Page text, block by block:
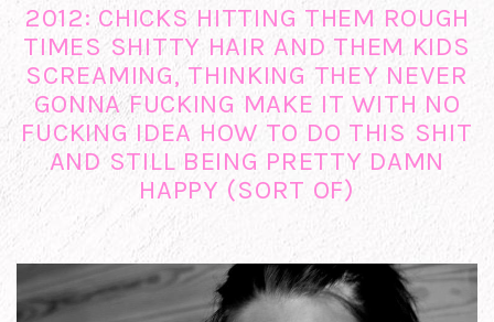
2012: CHICKS HITTING THEM ROUGH
TIMES SHITTY HAIR AND THEM KIDS
SCREAMING, THINKING THEY NEVER
GONNA FUCKING MAKE IT WITH NO
FUCKING IDEA HOW TO DO THIS SHIT
AND STILL BEING PRETTY DAMN
HAPPY (SORT OF)